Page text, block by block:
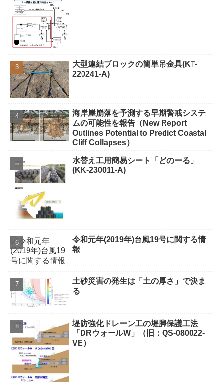
大型連結ブロックの簡単吊金具(KT-
220241-A)
海岸崖崩落を予測する早期警戒システ
ムの可能性を報告（New Report
Outlines Potential to Predict Coastal
Cliff Collapses）
水替え工用簡易シート「どのーる」
(KK-230011-A)
令和元年(2019年)台風19号に関する情
報
土砂災害の発生は「土の厚さ」で決ま
る
堤防強化ドレーン工の堤脚保護工法
「DRウォールW」（旧：QS-080022-
VE）